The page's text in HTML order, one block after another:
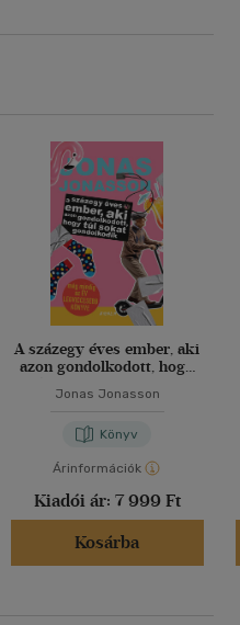
A százegy éves ember, aki
azon gondolkodott, hogy
Jonas Jonasson
Könyv
Árinformációk
Kiadói ár: 7 999 Ft
Kosárba